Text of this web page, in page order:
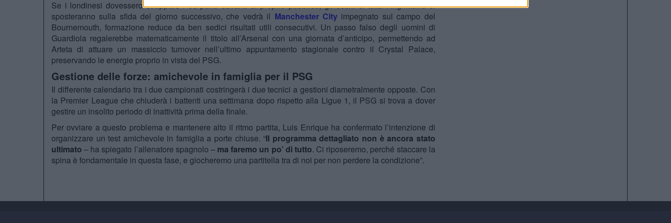
Se i londinesi dovessero strappare i tre punti davanti al proprio pubblico, gli occhi di tutta l’Inghilterra si
sposteranno sulla sfida del giorno successivo, che vedrà il Manchester City impegnato sul campo del
Bournemouth, formazione reduce da ben sedici risultati utili consecutivi. Un passo falso degli uomini di
Guardiola regalerebbe matematicamente il titolo all’Arsenal con una giornata d’anticipo, permettendo ad
Arteta di attuare un massiccio turnover nell’ultimo appuntamento stagionale contro il Crystal Palace,
preservando le energie proprio in vista del PSG.
Gestione delle forze: amichevole in famiglia per il PSG
Il differente calendario tra i due campionati costringerà i due tecnici a gestioni diametralmente opposte. Con
la Premier League che chiuderà i battenti una settimana dopo rispetto alla Ligue 1, il PSG si trova a dover
gestire un insolito periodo di inattività prima della finale.
Per ovviare a questo problema e mantenere alto il ritmo partita, Luis Enrique ha confermato l’intenzione di
organizzare un test amichevole in famiglia a porte chiuse. “Il programma dettagliato non è ancora stato
ultimato – ha spiegato l’allenatore spagnolo – ma faremo un po’ di tutto. Ci riposeremo, perché staccare la
spina è fondamentale in questa fase, e giocheremo una partitella tra di noi per non perdere la condizione”.